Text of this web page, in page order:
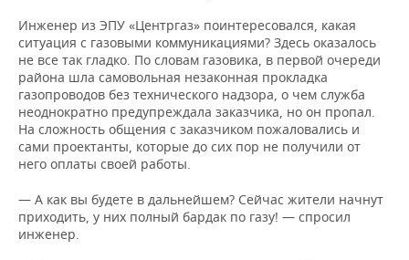
Инженер из ЭПУ «Центргаз» поинтересовался, какая
ситуация с газовыми коммуникациями? Здесь оказалось
не все так гладко. По словам газовика, в первой очереди
района шла самовольная незаконная прокладка
газопроводов без технического надзора, о чем служба
неоднократно предупреждала заказчика, но он пропал.
На сложность общения с заказчиком пожаловались и
сами проектанты, которые до сих пор не получили от
него оплаты своей работы.
— А как вы будете в дальнейшем? Сейчас жители начнут
приходить, у них полный бардак по газу! — спросил
инженер.